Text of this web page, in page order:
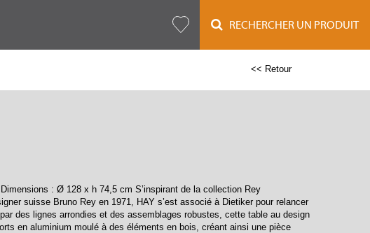
RECHERCHER UN PRODUIT
<< Retour
: Ø 128 x h 74,5 cm S’inspirant de la collection Rey
suisse Bruno Rey en 1971, HAY s’est associé à Dietiker pour relancer
des lignes arrondies et des assemblages robustes, cette table au design
en aluminium moulé à des éléments en bois, créant ainsi une pièce